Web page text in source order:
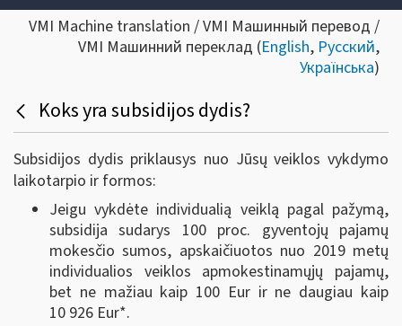
VMI Machine translation / VMI Машинный перевод /
VMI Машинний переклад (English, Русский,
Українська)
Koks yra subsidijos dydis?
Subsidijos dydis priklausys nuo Jūsų veiklos vykdymo
laikotarpio ir formos:
Jeigu vykdėte individualią veiklą pagal pažymą,
subsidija sudarys 100 proc. gyventojų pajamų
mokesčio sumos, apskaičiuotos nuo 2019 metų
individualios veiklos apmokestinamųjų pajamų,
bet ne mažiau kaip 100 Eur ir ne daugiau kaip
10 926 Eur*.